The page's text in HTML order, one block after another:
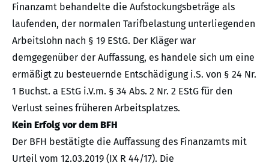
Finanzamt behandelte die Aufstockungsbeträge als
laufenden, der normalen Tarifbelastung unterliegenden
Arbeitslohn nach § 19 EStG. Der Kläger war
demgegenüber der Auffassung, es handele sich um eine
ermäßigt zu besteuernde Entschädigung i.S. von § 24 Nr.
1 Buchst. a EStG i.V.m. § 34 Abs. 2 Nr. 2 EStG für den
Verlust seines früheren Arbeitsplatzes.
Kein Erfolg vor dem BFH
Der BFH bestätigte die Auffassung des Finanzamts mit
Urteil vom 12.03.2019 (IX R 44/17). Die